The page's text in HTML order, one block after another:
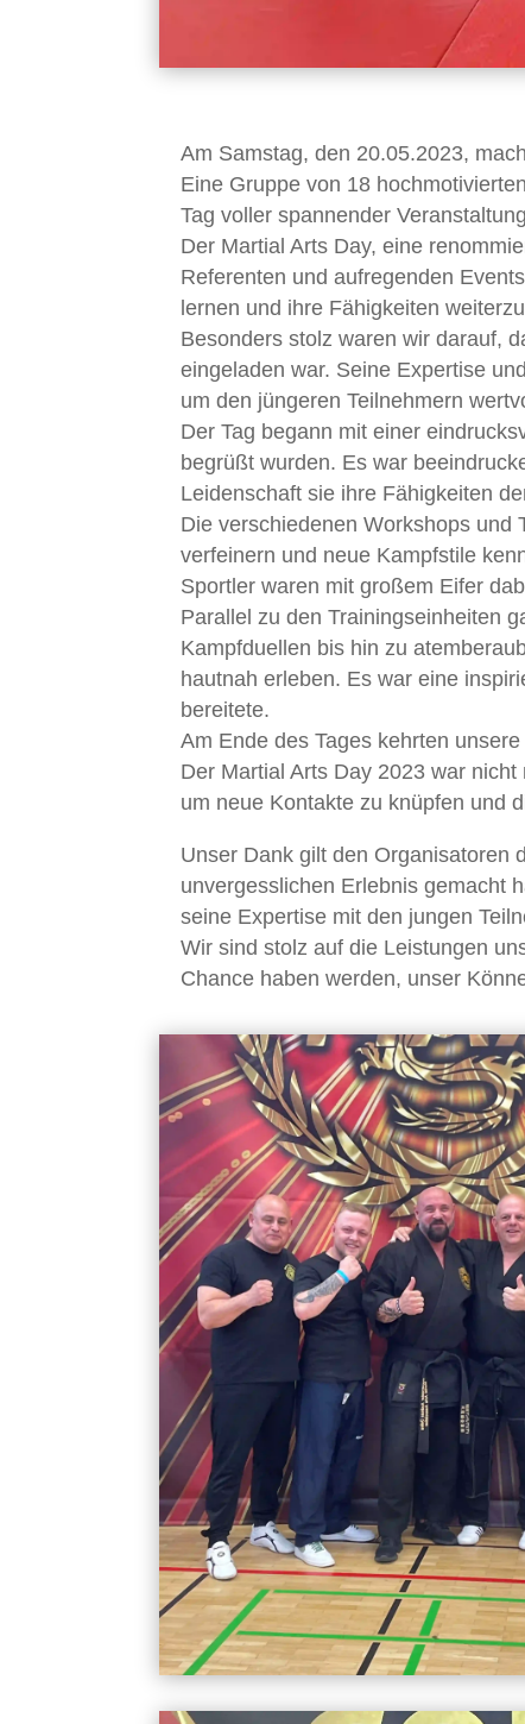
Am Samstag, den 20.05.2023,
Eine Gruppe von 18
Tag voller spannender
Der Martial Arts Day, eine
Referenten und aufregenden
lernen und ihre Fähigkeiten
Besonders stolz waren wir darauf,
eingeladen war. Seine Expertise
um den jüngeren Teilnehmern
Der Tag begann mit einer
begrüßt wurden. Es war
Leidenschaft sie ihre Fähigkeiten
Die verschiedenen Workshops und
verfeinern und neue Kampfstile
Sportler waren mit großem Eifer
Parallel zu den Trainingseinheiten
Kampfduellen bis hin zu
hautnah erleben. Es war eine
bereitete.
Am Ende des Tages kehrten
Der Martial Arts Day 2023 war
um neue Kontakte zu knüpfen und
Unser Dank gilt den Organisatoren
unvergesslichen Erlebnis gemacht
seine Expertise mit den jungen
Wir sind stolz auf die Leistungen
Chance haben werden, unser